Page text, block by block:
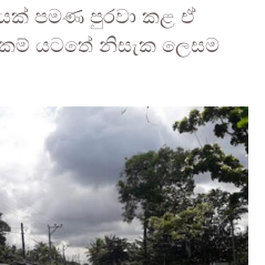
පමණ පුරවා කළ ඒ
යටතේ නිසැක ලෙසම